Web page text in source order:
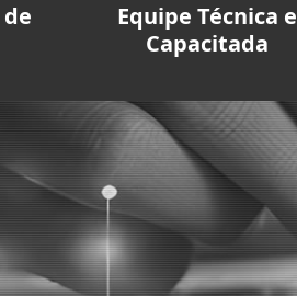
Equipe Técnica e
Capacitada